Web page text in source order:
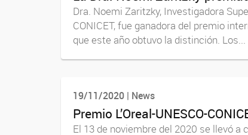
Dra. Noemi Zaritzky, Investigadora
CONICET, fue ganadora del premio
que este año obtuvo la distinción. Los...
19/11/2020 | News
Premio L’Oreal-UNESCO-
El 13 de noviembre del 2020 se llevó a